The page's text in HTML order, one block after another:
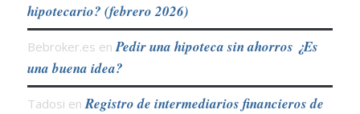
hipotecario? (febrero 2026)
Bebroker.es en Pedir una hipoteca sin ahorros ¿Es
una buena idea?
Tadosi en Registro de intermediarios financieros de